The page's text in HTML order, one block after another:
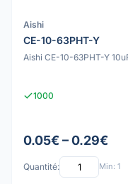
Aishi
CE-10-63PHT-Y
Aishi CE-10-63PHT-Y
1000
0.05€ – 0.29€
Quantité: Min: 1